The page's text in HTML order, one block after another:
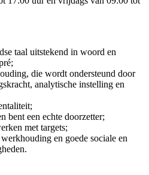
taal uitstekend in woord en
die wordt ondersteund door
analytische instelling en
bent een echte doorzetter;
met targets;
en goede sociale en